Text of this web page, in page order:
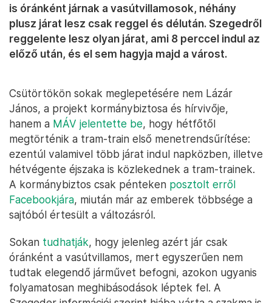
is óránként járnak a vasútvillamosok, néhány
plusz járat lesz csak reggel és délután. Szegedről
reggelente lesz olyan járat, ami 8 perccel indul az
előző után, és el sem hagyja majd a várost.
Csütörtökön sokak meglepetésére nem Lázár
János, a projekt kormánybiztosa és hírvivője,
hanem a MÁV jelentette be, hogy hétfőtől
megtörténik a tram-train első menetrendsűrítése:
ezentúl valamivel több járat indul napközben, illetve
hétvégente éjszaka is közlekednek a tram-trainek.
A kormánybiztos csak pénteken posztolt erről
Facebookjára, miután már az emberek többsége a
sajtóból értesült a változásról.
Sokan tudhatják, hogy jelenleg azért jár csak
óránként a vasútvillamos, mert egyszerűen nem
tudtak elegendő járművet befogni, azokon ugyanis
folyamatosan meghibásodások léptek fel. A